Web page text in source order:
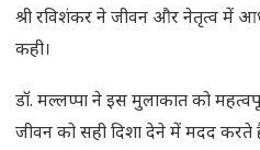
श्री रविशंकर ने जीवन और नेतृत्व में
कही।
डॉ. मल्लप्पा ने इस मुलाकात को
जीवन को सही दिशा देने में मदद